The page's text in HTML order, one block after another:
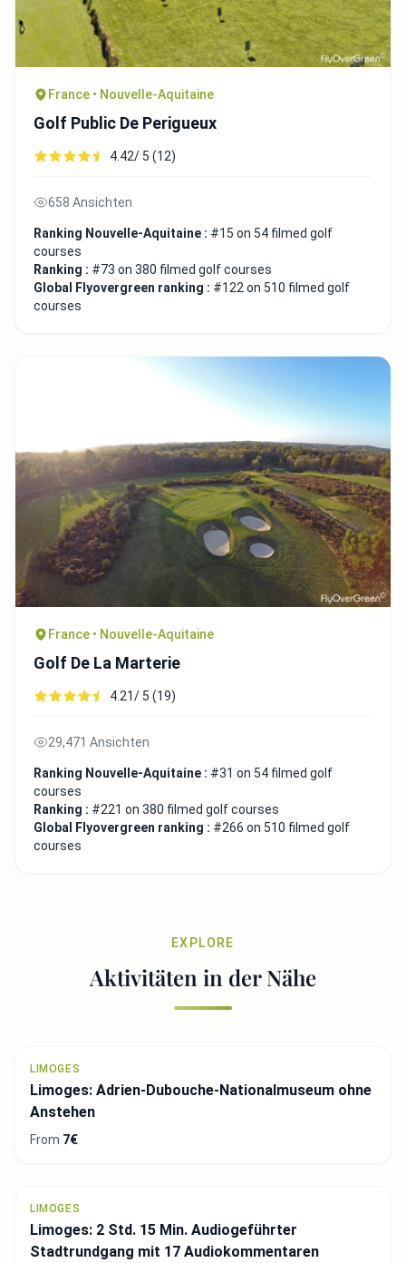
France • Nouvelle-Aquitaine
Golf Public De Perigueux
4.42/ 5 (12)
658 Ansichten
Ranking Nouvelle-Aquitaine : #15 on 54 filmed golf
courses
Ranking : #73 on 380 filmed golf courses
Global Flyovergreen ranking : #122 on 510 filmed golf
courses
France • Nouvelle-Aquitaine
Golf De La Marterie
4.21/ 5 (19)
29,471 Ansichten
Ranking Nouvelle-Aquitaine : #31 on 54 filmed golf
courses
Ranking : #221 on 380 filmed golf courses
Global Flyovergreen ranking : #266 on 510 filmed golf
courses
EXPLORE
Aktivitäten in der Nähe
LIMOGES
Limoges: Adrien-Dubouche-Nationalmuseum ohne
Anstehen
From 7€
LIMOGES
Limoges: 2 Std. 15 Min. Audiogeführter
Stadtrundgang mit 17 Audiokommentaren